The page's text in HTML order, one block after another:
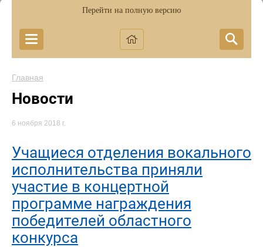
Перейти на полную версию
Главная
Новости
6 ноября 2018 г.
Учащиеся отделения вокального
исполнительства приняли
участие в концертной
программе награждения
победителей областного
конкурса